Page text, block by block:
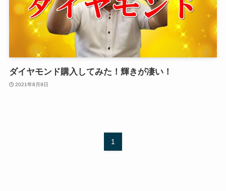
ダイヤモンド購入してみた！輝きが凄い！
2021年8月9日
1